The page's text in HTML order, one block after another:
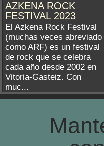
AZKENA ROCK
FESTIVAL 2023
El Azkena Rock Festival
(muchas veces abreviado
como ARF) es un festival
de rock que se celebra
cada año desde 2002 en
Vitoria-Gasteiz. Con
muc...